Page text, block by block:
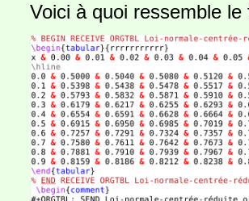
Voici à quoi ressemble